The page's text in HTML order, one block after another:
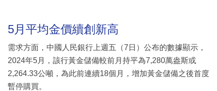
5月平均金價續創新高
需求方面，中國人民銀行上週五（7日）公布的數據顯示，
2024年5月，該行黃金儲備較前月持平為7,280萬盎斯或
2,264.33公噸，為此前連續18個月，增加黃金儲備之後首度
暫停購買。